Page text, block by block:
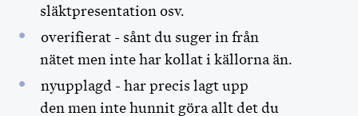
släktpresentation osv.
overifierat - sånt du suger in från
nätet men inte har kollat i källorna än.
nyupplagd - har precis lagt upp
den men inte hunnit göra allt det du